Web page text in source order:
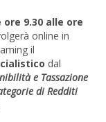
ore 9.30 alle ore
online in
il
dal
e Tassazione
di Redditi